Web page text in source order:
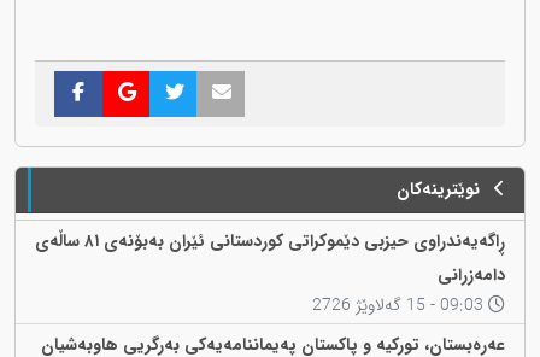
نوێترینەکان
ڕاگەیەندراوی حیزبی دێموکراتی کوردستانی ئێران بەبۆنەی ٨١ ساڵەی
دامەزرانی
عەرەبستان، تورکیە و پاکستان پەیماننامەیەکی بەرگریی هاوبەشیان